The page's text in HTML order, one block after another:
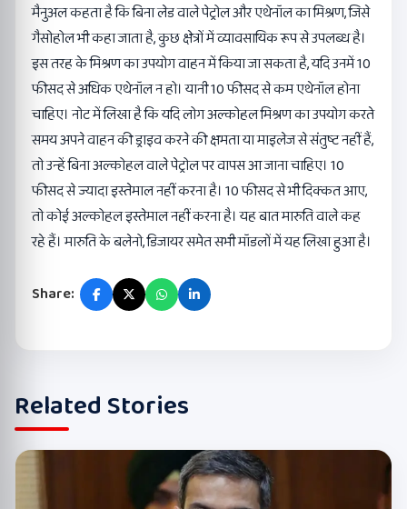
मैनुअल कहता है कि बिना लेड वाले पेट्रोल और एथेनॉल का मिश्रण, जिसे
गैसोहोल भी कहा जाता है, कुछ क्षेत्रों में व्यावसायिक रूप से उपलब्ध है।
इस तरह के मिश्रण का उपयोग वाहन में किया जा सकता है, यदि उनमें 10
फीसद से अधिक एथेनॉल न हो। यानी 10 फीसद से कम एथेनॉल होना
चाहिए। नोट में लिखा है कि यदि लोग अल्कोहल मिश्रण का उपयोग करते
समय अपने वाहन की ड्राइव करने की क्षमता या माइलेज से संतुष्ट नहीं हैं,
तो उन्हें बिना अल्कोहल वाले पेट्रोल पर वापस आ जाना चाहिए। 10
फीसद से ज्यादा इस्तेमाल नहीं करना है। 10 फीसद से भी दिक्कत आए,
तो कोई अल्कोहल इस्तेमाल नहीं करना है। यह बात मारुति वाले कह
रहे हैं। मारुति के बलेनो, डिजायर समेत सभी मॉडलों में यह लिखा हुआ है।
Share:
Related Stories